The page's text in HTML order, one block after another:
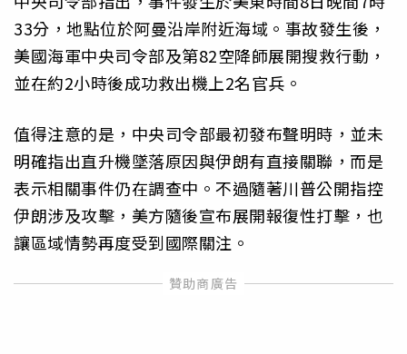
33分，地點位於阿曼沿岸附近海域。事故發生後，
美國海軍中央司令部及第82空降師展開搜救行動，
並在約2小時後成功救出機上2名官兵。
值得注意的是，中央司令部最初發布聲明時，並未
明確指出直升機墜落原因與伊朗有直接關聯，而是
表示相關事件仍在調查中。不過隨著川普公開指控
伊朗涉及攻擊，美方隨後宣布展開報復性打擊，也
讓區域情勢再度受到國際關注。